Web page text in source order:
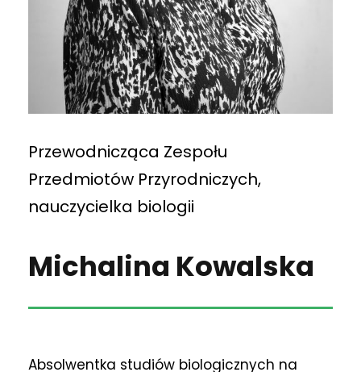
Przewodnicząca Zespołu
Przedmiotów Przyrodniczych,
nauczycielka biologii
Michalina Kowalska
Absolwentka studiów biologicznych na